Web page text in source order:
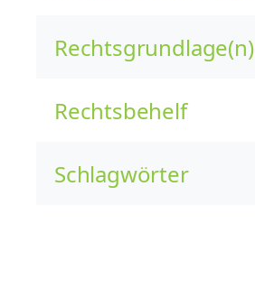
Rechtsgrundlage(n)
Rechtsbehelf
Schlagwörter